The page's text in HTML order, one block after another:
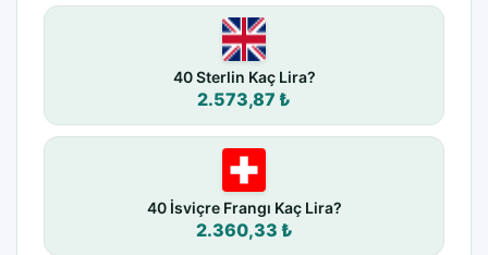
40 Sterlin Kaç Lira?
2.573,87 ₺
40 İsviçre Frangı Kaç Lira?
2.360,33 ₺